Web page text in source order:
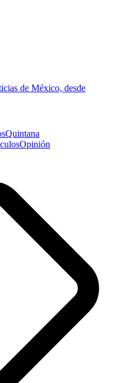
de México, desde
Quintana
Opinión